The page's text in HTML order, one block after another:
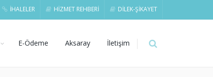
İHALELER HİZMET REHBERİ DİLEK-ŞİKAYET
E-Ödeme Aksaray İletişim